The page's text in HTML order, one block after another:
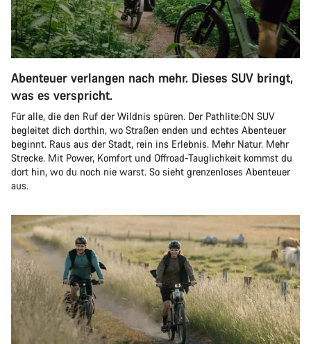
Abenteuer verlangen nach mehr. Dieses SUV bringt,
was es verspricht.
Für alle, die den Ruf der Wildnis spüren. Der Pathlite:ON SUV
begleitet dich dorthin, wo Straßen enden und echtes Abenteuer
beginnt. Raus aus der Stadt, rein ins Erlebnis. Mehr Natur. Mehr
Strecke. Mit Power, Komfort und Offroad-Tauglichkeit kommst du
dort hin, wo du noch nie warst. So sieht grenzenloses Abenteuer
aus.